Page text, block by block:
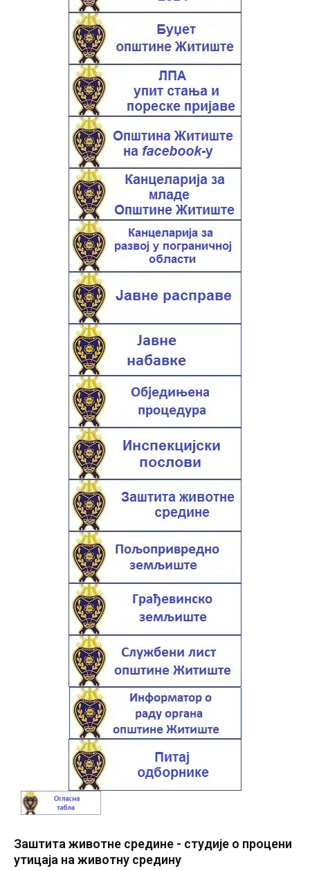
Заштита животне средине - студије о процени
утицаја на животну средину